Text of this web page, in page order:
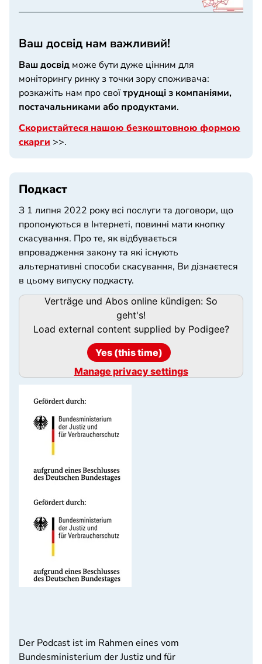
Ваш досвід нам важливий!
Ваш досвід може бути дуже цінним для
моніторингу ринку з точки зору споживача:
розкажіть нам про своїтруднощі з компаніями,
постачальниками або продуктами.
Скористайтеся нашою безкоштовною формою
скарги >>.
Подкаст
З 1 липня 2022 року всі послуги та договори, що
пропонуються в Інтернеті, повинні мати кнопку
скасування. Про те, як відбувається
впровадження закону та які існують
альтернативні способи скасування, Ви дізнаєтеся
в цьому випуску подкасту.
PodigeeVerträge und Abos online kündigen: So
geht's!
Load external content supplied by Podigee?
Yes (this time)
Manage privacy settings
Der Podcast ist im Rahmen eines vom
Bundesministerium der Justiz und für